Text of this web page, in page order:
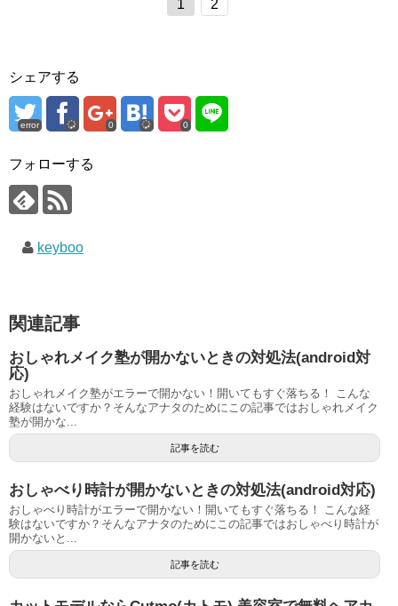
1 2
シェアする
error 0 0
フォローする
keyboo
関連記事
おしゃれメイク塾が開かないときの対処法(android対
応)
おしゃれメイク塾がエラーで開かない！開いてもすぐ落ちる！ こんな
経験はないですか？そんなアナタのためにこの記事ではおしゃれメイク
塾が開かな...
記事を読む
おしゃべり時計が開かないときの対処法(android対応)
おしゃべり時計がエラーで開かない！開いてもすぐ落ちる！ こんな経
験はないですか？そんなアナタのためにこの記事ではおしゃべり時計が
開かないと...
記事を読む